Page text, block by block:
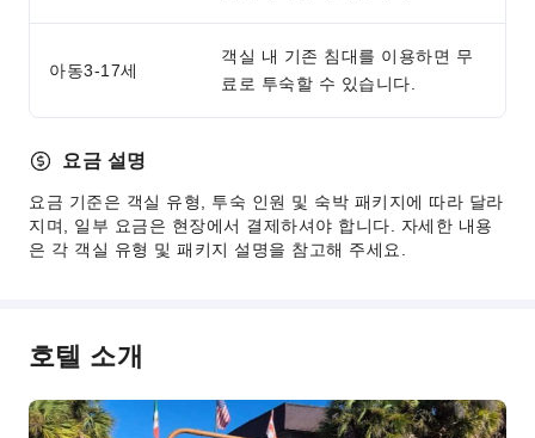
아동3-17세
객실 내 기존 침대를 이용하면 무
료로 투숙할 수 있습니다.
요금 설명
요금 기준은 객실 유형, 투숙 인원 및 숙박 패키지에 따라 달라
지며, 일부 요금은 현장에서 결제하셔야 합니다. 자세한 내용
은 각 객실 유형 및 패키지 설명을 참고해 주세요.
호텔 소개